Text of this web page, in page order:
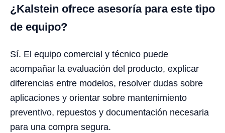
¿Kalstein ofrece asesoría para este tipo
de equipo?
Sí. El equipo comercial y técnico puede
acompañar la evaluación del producto, explicar
diferencias entre modelos, resolver dudas sobre
aplicaciones y orientar sobre mantenimiento
preventivo, repuestos y documentación necesaria
para una compra segura.